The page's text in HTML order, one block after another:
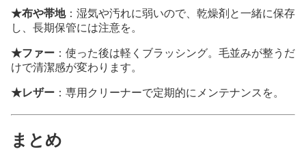
★布や帯地：湿気や汚れに弱いので、乾燥剤と一緒に保存
し、長期保管には注意を。
★ファー ：使った後は軽くブラッシング。毛並みが整うだ
けで清潔感が変わります。
★レザー ：専用クリーナーで定期的にメンテナンスを。
まとめ